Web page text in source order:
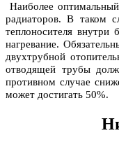
Наиболее
радиаторов. В таком
теплоносителя внутри
нагревание.
двухтрубной
отводящей трубы
противном случае
может достигать 50%.